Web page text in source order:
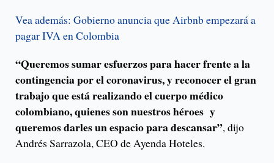
Vea además: Gobierno anuncia que Airbnb empezará a
pagar IVA en Colombia
“Queremos sumar esfuerzos para hacer frente a la
contingencia por el coronavirus, y reconocer el gran
trabajo que está realizando el cuerpo médico
colombiano, quienes son nuestros héroes y
queremos darles un espacio para descansar”, dijo
Andrés Sarrazola, CEO de Ayenda Hoteles.